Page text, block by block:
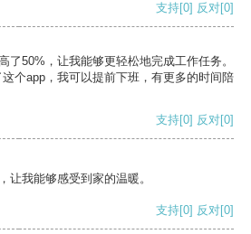
支持[0] 反对[0]
了50%，让我能够更轻松地完成工作任务。
个app，我可以提前下班，有更多的时间陪
支持[0] 反对[0]
让我能够感受到家的温暖。
支持[0] 反对[0]